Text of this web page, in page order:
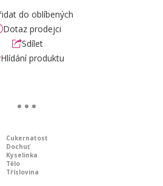
do oblíbených
Dotaz prodejci
Sdílet
Hlídání produktu
Cukernatost
Dochuť
Kyselinka
Tělo
Tříslovina